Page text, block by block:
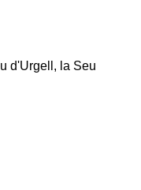
d'Urgell, la Seu